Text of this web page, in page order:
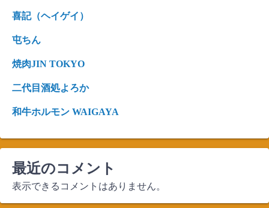
喜記（ヘイゲイ）
屯ちん
焼肉JIN TOKYO
二代目酒処よろか
和牛ホルモン WAIGAYA
最近のコメント
表示できるコメントはありません。